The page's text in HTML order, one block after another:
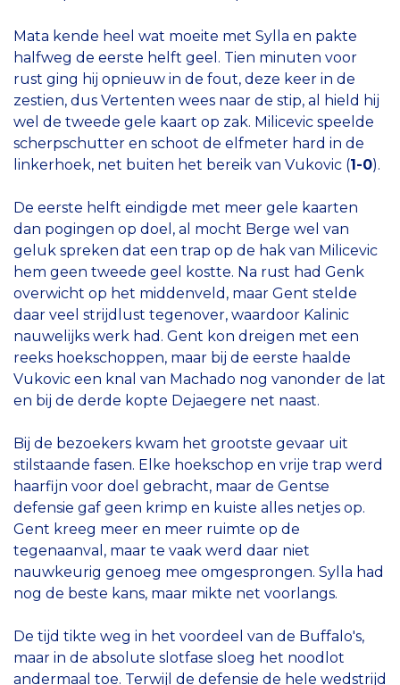
Mata kende heel wat moeite met Sylla en pakte
halfweg de eerste helft geel. Tien minuten voor
rust ging hij opnieuw in de fout, deze keer in de
zestien, dus Vertenten wees naar de stip, al hield hij
wel de tweede gele kaart op zak. Milicevic speelde
scherpschutter en schoot de elfmeter hard in de
linkerhoek, net buiten het bereik van Vukovic (1-0).
De eerste helft eindigde met meer gele kaarten
dan pogingen op doel, al mocht Berge wel van
geluk spreken dat een trap op de hak van Milicevic
hem geen tweede geel kostte. Na rust had Genk
overwicht op het middenveld, maar Gent stelde
daar veel strijdlust tegenover, waardoor Kalinic
nauwelijks werk had. Gent kon dreigen met een
reeks hoekschoppen, maar bij de eerste haalde
Vukovic een knal van Machado nog vanonder de lat
en bij de derde kopte Dejaegere net naast.
Bij de bezoekers kwam het grootste gevaar uit
stilstaande fasen. Elke hoekschop en vrije trap werd
haarfijn voor doel gebracht, maar de Gentse
defensie gaf geen krimp en kuiste alles netjes op.
Gent kreeg meer en meer ruimte op de
tegenaanval, maar te vaak werd daar niet
nauwkeurig genoeg mee omgesprongen. Sylla had
nog de beste kans, maar mikte net voorlangs.
De tijd tikte weg in het voordeel van de Buffalo's,
maar in de absolute slotfase sloeg het noodlot
andermaal toe. Terwijl de defensie de hele wedstrijd